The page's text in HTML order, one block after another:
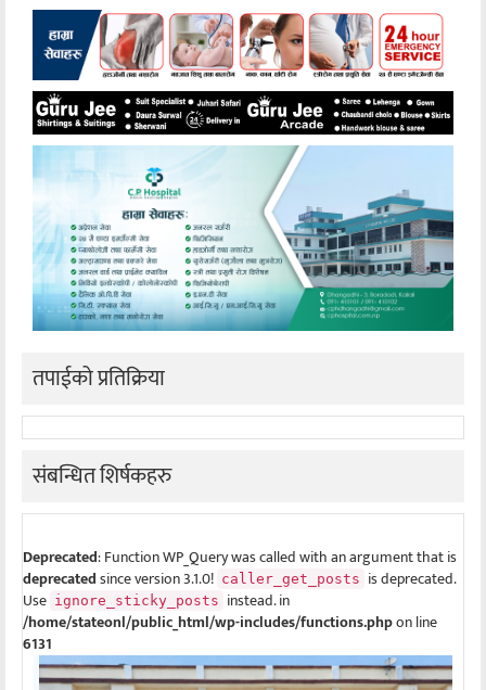
तपाईको प्रतिक्रिया
संबन्धित शिर्षकहरु
Deprecated: Function WP_Query was called with an argument that is
deprecatedsince version 3.1.0! caller_get_posts is deprecated.
Use ignore_sticky_posts instead. in
/home/stateonl/public_html/wp-includes/functions.phpon line
6131